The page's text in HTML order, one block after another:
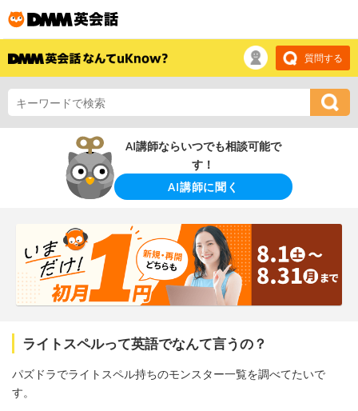
質問する
AI講師ならいつでも相談可能で
す！
AI講師に聞く
ライトスペルって英語でなんて言うの？
パズドラでライトスペル持ちのモンスター一覧を調べてたいで
す。